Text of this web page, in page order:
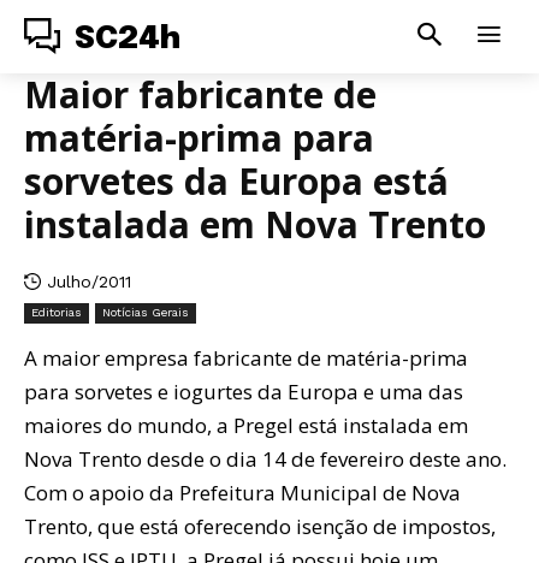
SC24h
Maior fabricante de
matéria-prima para
sorvetes da Europa está
instalada em Nova Trento
Julho/2011
Editorias Notícias Gerais
A maior empresa fabricante de matéria-prima
para sorvetes e iogurtes da Europa e uma das
maiores do mundo, a Pregel está instalada em
Nova Trento desde o dia 14 de fevereiro deste ano.
Com o apoio da Prefeitura Municipal de Nova
Trento, que está oferecendo isenção de impostos,